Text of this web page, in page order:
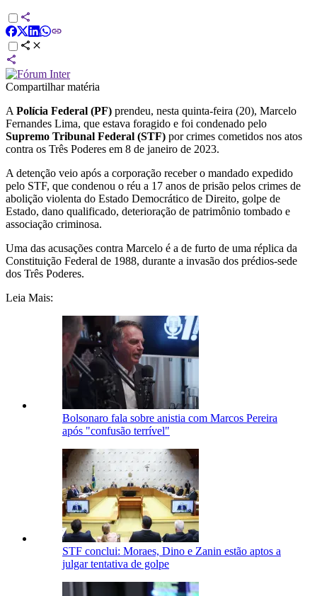
Compartilhar matéria
A Polícia Federal (PF) prendeu, nesta quinta-feira (20), Marcelo
Fernandes Lima, que estava foragido e foi condenado pelo
Supremo Tribunal Federal (STF) por crimes cometidos nos atos
contra os Três Poderes em 8 de janeiro de 2023.
A detenção veio após a corporação receber o mandado expedido
pelo STF, que condenou o réu a 17 anos de prisão pelos crimes de
abolição violenta do Estado Democrático de Direito, golpe de
Estado, dano qualificado, deterioração de patrimônio tombado e
associação criminosa.
Uma das acusações contra Marcelo é a de furto de uma réplica da
Constituição Federal de 1988, durante a invasão dos prédios-sede
dos Três Poderes.
Leia Mais:
Bolsonaro fala sobre anistia com Marcos Pereira
após "confusão terrível"
STF conclui: Moraes, Dino e Zanin estão aptos a
julgar tentativa de golpe